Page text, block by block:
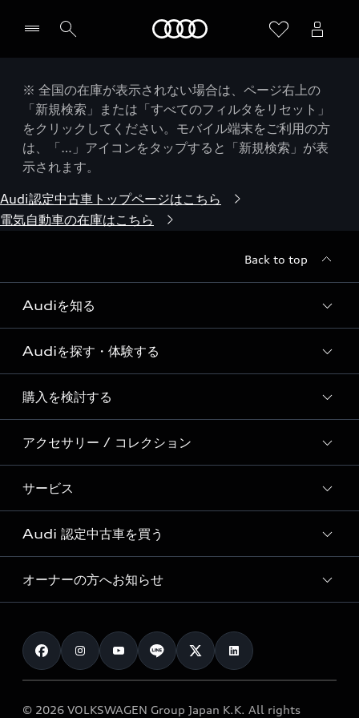
※ 全国の在庫が表示されない場合は、ページ右上の
「新規検索」または「すべてのフィルタをリセット」
をクリックしてください。モバイル端末をご利用の方
は、「…」アイコンをタップすると「新規検索」が表
示されます。
Audi認定中古車トップページはこちら
電気自動車の在庫はこちら
Back to top
Audiを知る
Audi ブランド
Story of Progress
Audi Sport
Formula 1®
デジタルサービス
Audiを探す・体験する
ディーラー検索
新車在庫検索
試乗車・展示車検索
見積り依頼
試乗予約
購入を検討する
モデル一覧
特別仕様モデル / 限定モデル
e-tronラインアップ
価格シミュレーション
車両比較
カタログ一覧
アクセサリー / コレクション
純正アクセサリー
オンラインショップ
Audi collection
アウディナビアプリ
サービス
サービス入庫予約
サービスプログラム
メンテナンス
車検 / 定期点検
e-tronアフターサポート
Audi 認定中古車を買う
Audi認定中古車
クオリティ
保証
メンテナンス
オーナーの方へお知らせ
お知らせ
オーナー様向けキャンペーン
© 2026 VOLKSWAGEN Group Japan K.K. All rights